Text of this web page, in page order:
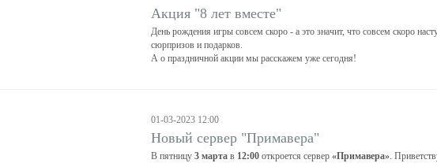
Акция "8 лет вместе"
День рождения игры совсем скоро - а это значит, что совсем скоро
сюрпризов и подарков.
А о праздничной акции мы расскажем уже сегодня!
01-03-2023 12:00
Новый сервер "Примавера"
В пятницу 3 марта в 12:00 откроется сервер «Примавера».